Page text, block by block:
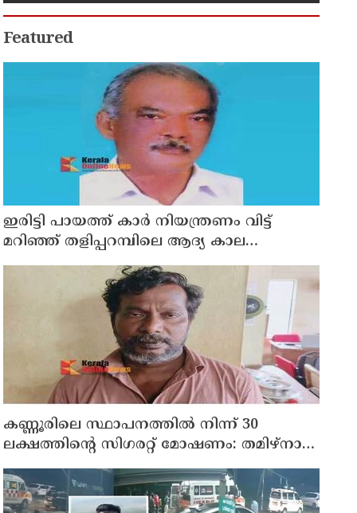
Featured
ഇരിട്ടി പായത്ത് കാർ നിയന്ത്രണം വിട്ട്
മറിഞ്ഞ് തളിപ്പറമ്പിലെ ആദ്യ കാല
കോണ്‍ഗ്രസ് നേതാവ് മരിച്ചു
കണ്ണൂരിലെ സ്ഥാപനത്തിൽ നിന്ന് 30
ലക്ഷത്തിന്റെ സിഗരറ്റ് മോഷണം: തമിഴ്‌നാട്
സ്വദേശിയായ സെയിൽസ്മാൻ
തെങ്കാശിയിൽ പിടിയിൽ